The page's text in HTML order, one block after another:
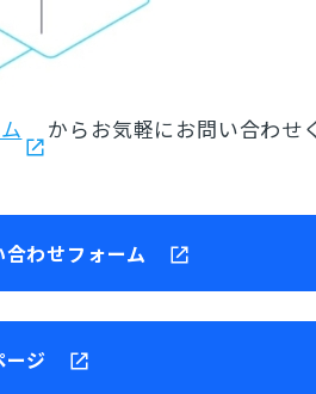
からお気軽にお問い合わせ
わせフォーム
ジ